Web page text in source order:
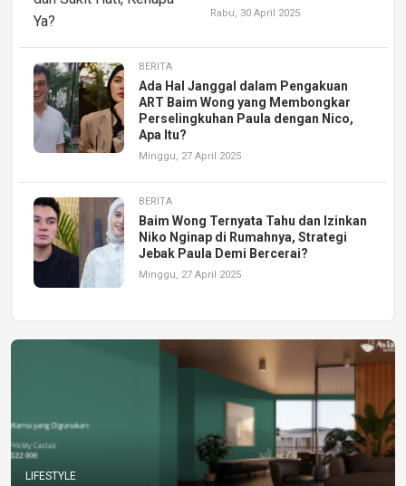
Rabu, 30 April 2025
BERITA
Ada Hal Janggal dalam Pengakuan
ART Baim Wong yang Membongkar
Perselingkuhan Paula dengan Nico,
Apa Itu?
Minggu, 27 April 2025
BERITA
Baim Wong Ternyata Tahu dan Izinkan
Niko Nginap di Rumahnya, Strategi
Jebak Paula Demi Bercerai?
Minggu, 27 April 2025
LIFESTYLE